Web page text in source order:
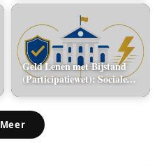
Geld Lenen met Bijstand
(Participatiewet): Sociale
Meer